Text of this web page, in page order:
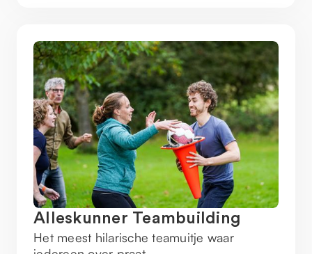
Alleskunner Teambuilding
Het meest hilarische teamuitje waar